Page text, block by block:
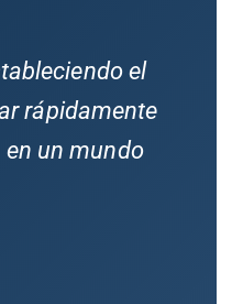
el
rápidamente
un mundo